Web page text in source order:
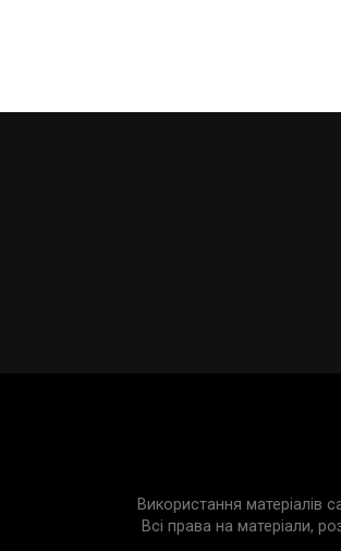
Використання матеріалів
Всі права на матеріали,